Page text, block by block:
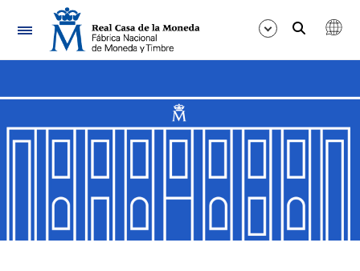
Navegació
Mostra/Amaga
Mostra/Amaga
Mostra/Amaga